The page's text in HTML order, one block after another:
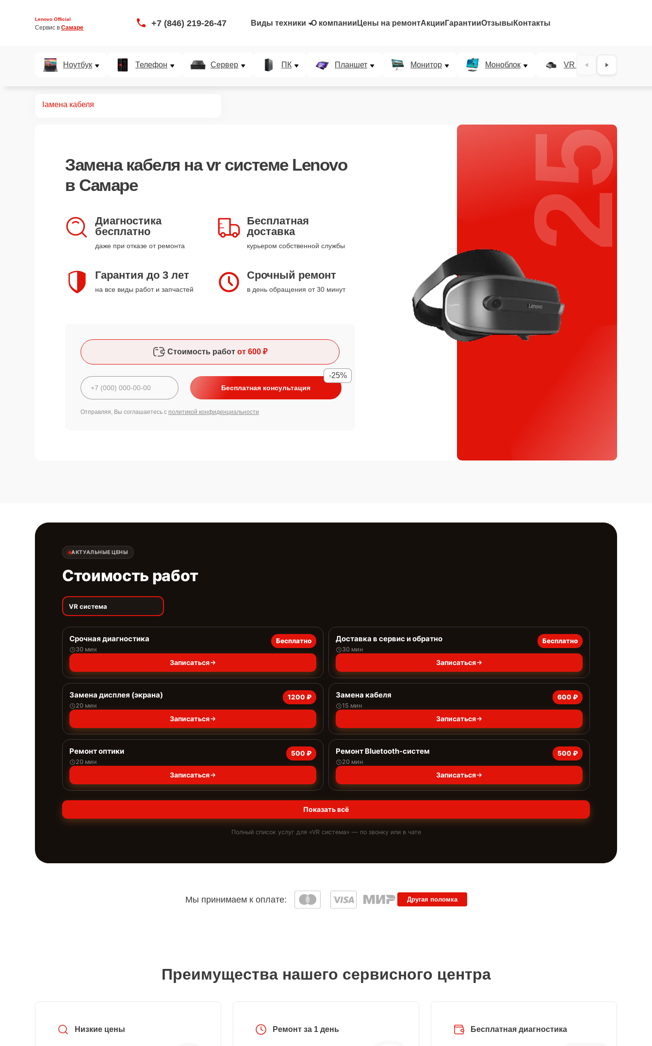
Lenovo Official
Сервис в Самаре +7 (846) 219-26-47 Виды техники О компании Цены на ремонтАкции ГарантииОтзывы Контакты
Ноутбук Телефон Сервер ПК Планшет Монитор Моноблок VR система
Замена кабеля
Замена кабеля на vr системе Lenovo
в Самаре
Диагностика
бесплатно
даже при отказе от ремонта
Бесплатная
доставка
курьером собственной службы
Гарантия до 3 лет
на все виды работ и запчастей
Срочный ремонт
в день обращения от 30 минут
Стоимость работ от 600 ₽
Бесплатная консультация
-25%
Отправляя, Вы соглашаетесь с политикой конфиденциальности
25%
АКТУАЛЬНЫЕ ЦЕНЫ
Стоимость работ
VR система
Срочная диагностика
30 мин
Бесплатно
Записаться
Доставка в сервис и обратно
30 мин
Бесплатно
Записаться
Замена дисплея (экрана)
20 мин
1200 ₽
Записаться
Замена кабеля
15 мин
600 ₽
Записаться
Ремонт оптики
20 мин
500 ₽
Записаться
Ремонт Bluetooth-систем
20 мин
500 ₽
Записаться
Показать всё
Полный список услуг для «VR система» — по звонку или в чате
Мы принимаем к оплате: Другая поломка
Преимущества нашего сервисного центра
Низкие цены Ремонт за 1 день Бесплатная диагностика